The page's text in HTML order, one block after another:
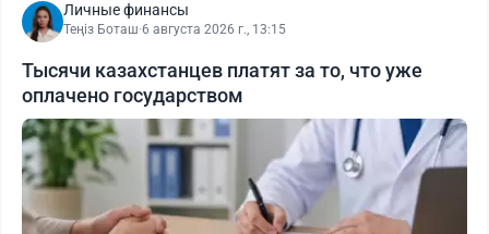
Личные финансы
Теңіз Боташ·6 августа 2026 г., 13:15
Тысячи казахстанцев платят за то, что уже
оплачено государством